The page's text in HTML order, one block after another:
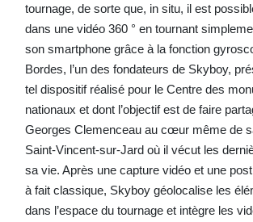
tournage, de sorte que, in situ, il est
dans une vidéo 360 ° en tournant
son smartphone grâce à la fonction
Bordes, l’un des fondateurs de Skyboy,
tel dispositif réalisé pour le Centre des
nationaux et dont l’objectif est de faire
Georges Clemenceau au cœur même de
Saint-Vincent-sur-Jard où il vécut les
sa vie. Après une capture vidéo et une
à fait classique, Skyboy géolocalise les
dans l’espace du tournage et intègre les